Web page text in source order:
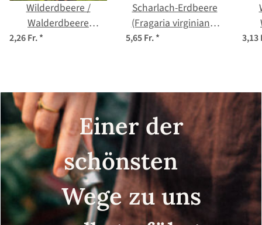
Wilderdbeere /
Walderdbeere
(Fragaria vesca)
2,26 Fr.*
Scharlach-Erdbeere
(Fragaria virginiana)
5,65 Fr.* 3,13
Einer der
schönsten
Wege zu uns